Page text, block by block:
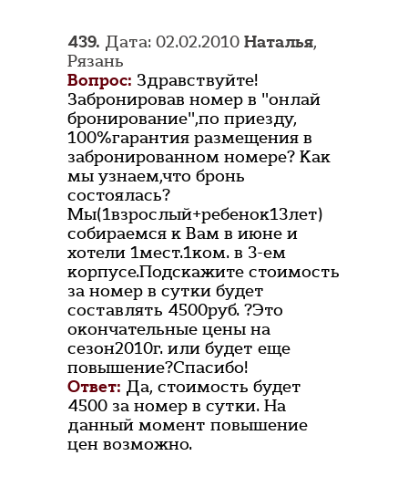
439. Дата: 02.02.2010 Наталья,
Рязань
Вопрос: Здравствуйте!
Забронировав номер в "онлай
бронирование",по приезду,
100%гарантия размещения в
забронированном номере? Как
мы узнаем,что бронь
состоялась?
Мы(1взрослый+ребенок13лет)
собираемся к Вам в июне и
хотели 1мест.1ком. в 3-ем
корпусе.Подскажите стоимость
за номер в сутки будет
составлять 4500руб. ?Это
окончательные цены на
сезон2010г. или будет еще
повышение?Спасибо!
Ответ: Да, стоимость будет
4500 за номер в сутки. На
данный момент повышение
цен возможно.